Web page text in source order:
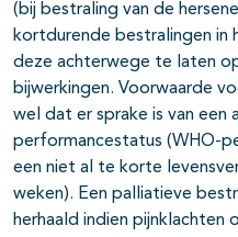
(bij bestraling van de
kortdurende bestralingen in
deze achterwege te laten
bijwerkingen. Voorwaarde
wel dat er sprake is van een
performancestatus (WHO-
een niet al te korte
weken). Een palliatieve
herhaald indien pijnklachten